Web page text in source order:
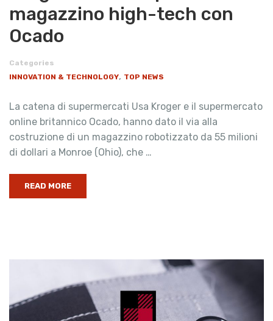
magazzino high-tech con
Ocado
Categories
INNOVATION & TECHNOLOGY, TOP NEWS
La catena di supermercati Usa Kroger e il supermercato
online britannico Ocado, hanno dato il via alla
costruzione di un magazzino robotizzato da 55 milioni
di dollari a Monroe (Ohio), che …
READ MORE